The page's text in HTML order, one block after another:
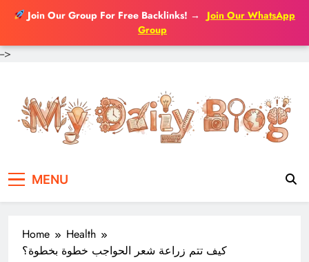
Join Our Group For Free Backlinks! →
Join Our WhatsApp
Group
-->
content
MENU
Home
Health
كيف تتم زراعة شعر الحواجب خطوة بخطوة؟